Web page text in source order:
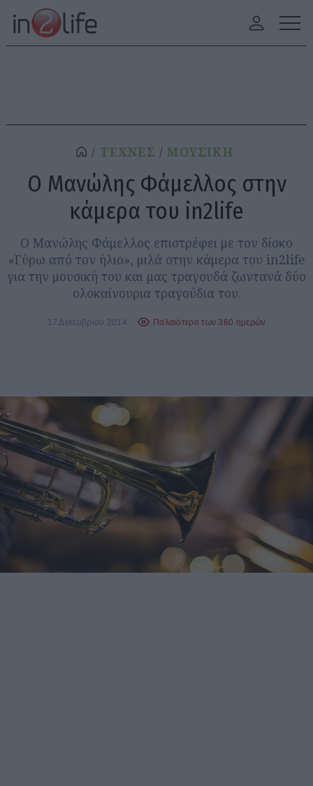
ΤΕΧΝΕΣ ΜΟΥΣΙΚΗ
Ο Μανώλης Φάμελλος στην
κάμερα του in2life
Ο Μανώλης Φάμελλος επιστρέφει με τον δίσκο
«Γύρω από τον ήλιο», μιλά στην κάμερα του in2life
για την μουσική του και μας τραγουδά ζωντανά δύο
ολοκαίνουρια τραγούδια του.
17 Δεκεμβρίου 2014 Παλαιότερο των 360 ημερών